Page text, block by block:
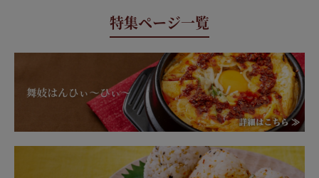
特集ページ一覧